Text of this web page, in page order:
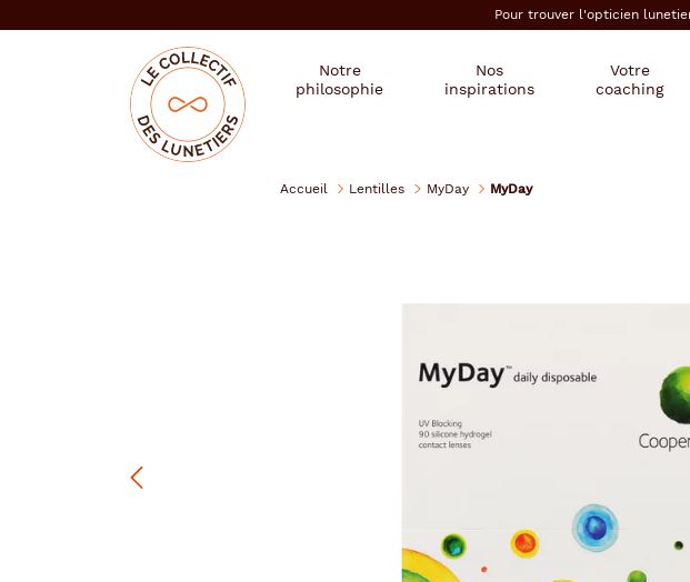
Pour trouver l'opticien
Opticien
le
collectif
des
lunetiers
Notre
philosophie
Nos
inspirations
Votre
coaching
Accueil Lentilles MyDay MyDay
Précédent